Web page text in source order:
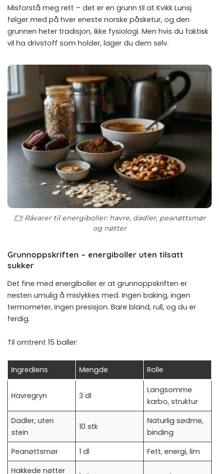
Misforstå meg rett – det er en grunn til at Kvikk Lunsj
følger med på hver eneste norske påsketur, og den
grunnen heter tradisjon, ikke fysiologi. Men hvis du faktisk
vil ha drivstoff som holder, lager du dem selv.
Råvarer til energiboller: havre, dadler, peanøttsmør
og nøtter
Grunnoppskriften – energiboller uten tilsatt
sukker
Det fine med energiboller er at grunnoppskriften er
nesten umulig å mislykkes med. Ingen baking, ingen
termometer, ingen presisjon. Bare bland, rull, og du er
ferdig.
Til omtrent 15 baller:
Ingrediens Mengde Rolle
Havregryn 3 dl
Langsomme
karbo, struktur
Dadler, uten
stein
10 stk
Naturlig sødme,
binding
Peanøttsmør
1 dl
Fett, energi, lim
Hakkede nøtter